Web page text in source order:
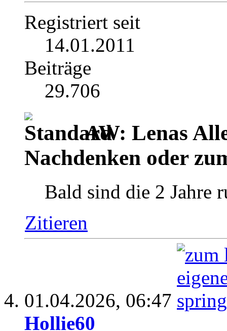
Registriert seit
14.01.2011
Beiträge
29.706
AW: Lenas
Nachdenken oder
Bald sind die 2 Jahre
Zitieren
01.04.2026, 06:47
Hollie60